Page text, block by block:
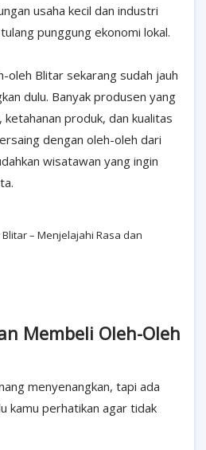
usaha kecil dan industri
punggung ekonomi lokal.
oleh Blitar sekarang sudah jauh
dulu. Banyak produsen yang
produk, dan kualitas
dengan oleh-oleh dari
wisatawan yang ingin
– Menjelajahi Rasa dan
Membeli Oleh-Oleh
menyenangkan, tapi ada
kamu perhatikan agar tidak